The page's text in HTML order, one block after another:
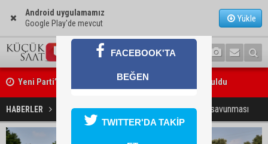
Android uygulamamız
Google Play'de mevcut
Yükle
Yeni Parti’nin Sarıçam ve Karataş teşkilatları oluşturuldu
ziyaret etti
HABERLER GÜNDEM Dayakçı muhtardan "komplo" savunması
FACEBOOK'TA
BEĞEN
TWITTER'DA TAKİP